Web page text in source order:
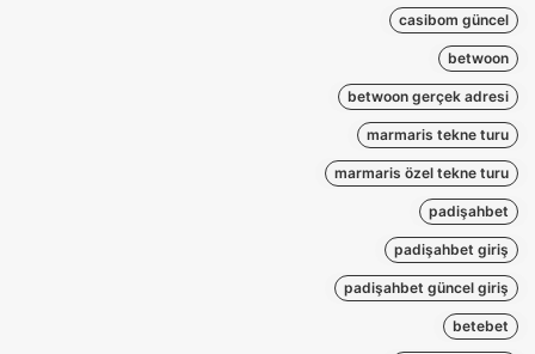
casibom güncel
betwoon
betwoon gerçek adresi
marmaris tekne turu
marmaris özel tekne turu
padişahbet
padişahbet giriş
padişahbet güncel giriş
betebet